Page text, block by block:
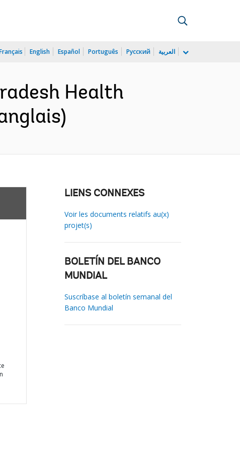
English Español Português Русский العربية
Health
LIENS CONNEXES
Voir les documents relatifs au(x)
projet(s)
BOLETÍN DEL BANCO
MUNDIAL
Suscríbase al boletín semanal del
Banco Mundial